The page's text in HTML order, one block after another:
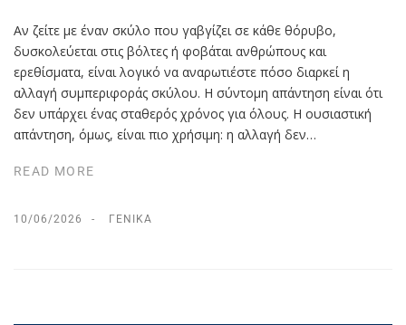
Αν ζείτε με έναν σκύλο που γαβγίζει σε κάθε θόρυβο,
δυσκολεύεται στις βόλτες ή φοβάται ανθρώπους και
ερεθίσματα, είναι λογικό να αναρωτιέστε πόσο διαρκεί η
αλλαγή συμπεριφοράς σκύλου. Η σύντομη απάντηση είναι ότι
δεν υπάρχει ένας σταθερός χρόνος για όλους. Η ουσιαστική
απάντηση, όμως, είναι πιο χρήσιμη: η αλλαγή δεν…
READ MORE
10/06/2026 ΓΕΝΙΚΆ